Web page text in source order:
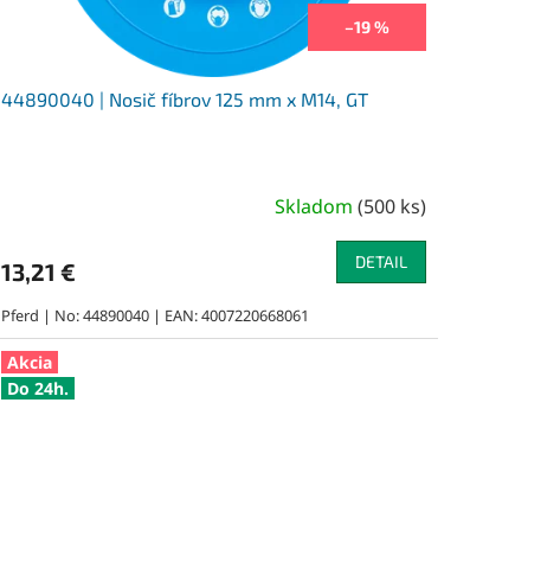
–19 %
44890040 | Nosič fíbrov 125 mm x M14, GT
Skladom (500 ks)
13,21 € DETAIL
Pferd | No: 44890040 | EAN: 4007220668061
Akcia
Do 24h.